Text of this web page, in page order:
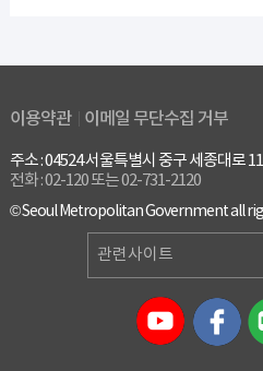
이용약관 이메일 무단수집 거부
주소 : 04524 서울특별시 중구 세종대로
전화 : 02-120 또는 02-731-2120
© Seoul Metropolitan Government all
관련사이트